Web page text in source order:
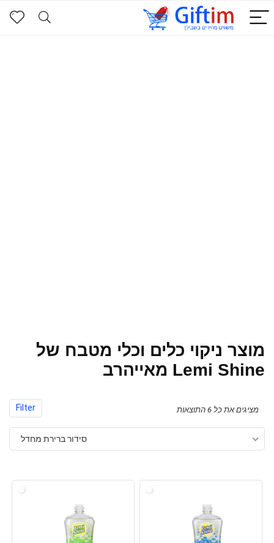
מוצר ניקוי כלים וכלי מטבח של
Lemi Shine מאייהרב
Filter מציגים את כל ⁦6⁩ התוצאות
סידור ברירת מחדל